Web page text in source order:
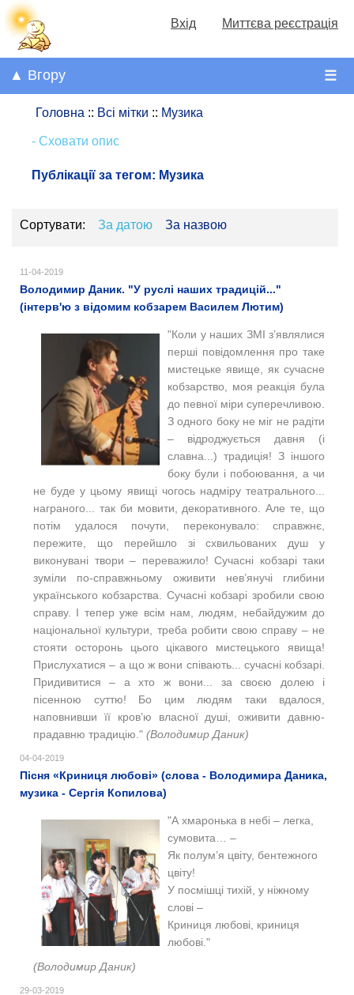
Вхід Миттєва реєстрація
☰
▲ Вгору
Головна :: Всі мітки :: Музика
- Сховати опис
Публікації за тегом: Музика
Сортувати: За датою За назвою
11-04-2019
Володимир Даник. "У руслі наших традицій..."
(інтерв'ю з відомим кобзарем Василем Лютим)
"Коли у наших ЗМІ з’являлися
перші повідомлення про таке
мистецьке явище, як сучасне
кобзарство, моя реакція була
до певної міри суперечливою.
З одного боку не міг не радіти
– відроджується давня (і
славна...) традиція! З іншого
боку були і побоювання, а чи
не буде у цьому явищі чогось надміру театрального...
награного... так би мовити, декоративного. Але те, що
потім удалося почути, переконувало: справжнє,
пережите, що перейшло зі схвильованих душ у
виконувані твори – переважило! Сучасні кобзарі таки
зуміли по-справжньому оживити нев’янучі глибини
українського кобзарства. Сучасні кобзарі зробили свою
справу. І тепер уже всім нам, людям, небайдужим до
національної культури, треба робити свою справу – не
стояти осторонь цього цікавого мистецького явища!
Прислухатися – а що ж вони співають... сучасні кобзарі.
Придивитися – а хто ж вони... за своєю долею і
пісенною суттю! Бо цим людям таки вдалося,
наповнивши її кров’ю власної душі, оживити давню-
прадавню традицію." (Володимир Даник)
04-04-2019
Пісня «Криниця любові» (слова - Володимира Даника,
музика - Сергія Копилова)
"А хмаронька в небі – легка,
сумовита… –
Як полум’я цвіту, бентежного
цвіту!
У посмішці тихій, у ніжному
слові –
Криниця любові, криниця
любові."
(Володимир Даник)
29-03-2019